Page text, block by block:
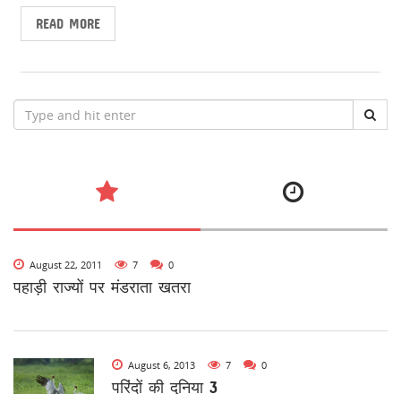
READ MORE
August 22, 2011 7 0
पहाड़ी राज्यों पर मंडराता खतरा
August 6, 2013 7 0
परिंदों की दुनिया 3